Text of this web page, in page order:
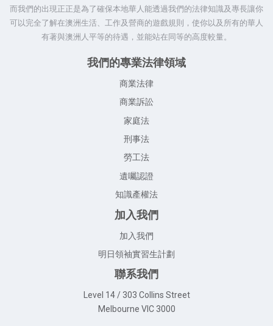
而我們的出現正正是為了確保本地華人能透過我們的法律知識及專長讓你
可以完全了解在澳洲生活、工作及營商的遊戲規則，使你以及所有的華人
有著與澳洲人平等的待遇，並能站在同等的高度較量。
我們的專業法律領域
商業法律
商業訴訟
家庭法
刑事法
勞工法
遺囑認證
知識產權法
加入我們
加入我們
明日領袖實習生計劃
聯系我們
Level 14 / 303 Collins Street
Melbourne VIC 3000